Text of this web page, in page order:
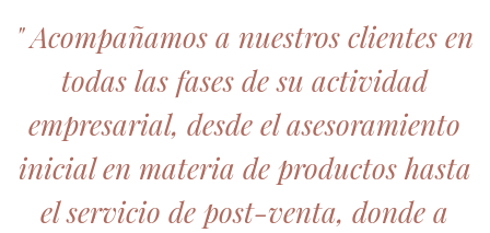
" Acompañamos a nuestros clientes en
todas las fases de su actividad
empresarial, desde el asesoramiento
inicial en materia de productos hasta
el servicio de post-venta, donde a